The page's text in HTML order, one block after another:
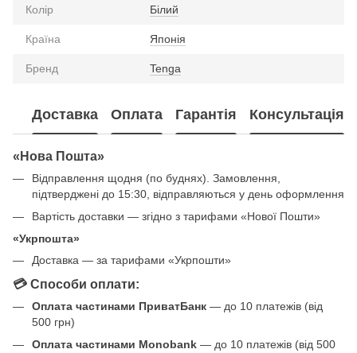
Колір Білий
Країна Японія
Бренд Tenga
Доставка Оплата Гарантія Консультація
«Нова Пошта»
Відправлення щодня (по буднях). Замовлення,
підтверджені до 15:30, відправляються у день оформлення
Вартість доставки — згідно з тарифами «Нової Пошти»
«Укрпошта»
Доставка — за тарифами «Укрпошти»
💳 Способи оплати:
Оплата частинами ПриватБанк — до 10 платежів (від
500 грн)
Оплата частинами Monobank — до 10 платежів (від 500